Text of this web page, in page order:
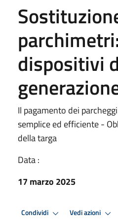
dispositivi
Il pagamento dei
semplice ed efficiente -
della targa
Data :
17 marzo 2025
Condividi Vedi azioni